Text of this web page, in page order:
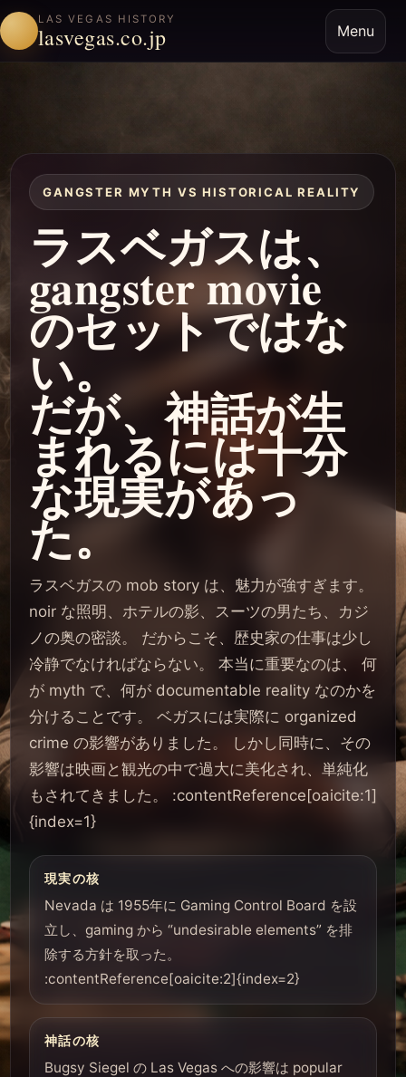
LAS VEGAS HISTORY
lasvegas.co.jp Menu
GANGSTER MYTH VS HISTORICAL REALITY
ラスベガスは、
gangster movie
のセットではな
い。
だが、神話が生
まれるには十分
な現実があっ
た。
ラスベガスの mob story は、魅力が強すぎます。
noir な照明、ホテルの影、スーツの男たち、カジ
ノの奥の密談。 だからこそ、歴史家の仕事は少し
冷静でなければならない。 本当に重要なのは、 何
が myth で、何が documentable reality なのかを
分けることです。 ベガスには実際に organized
crime の影響がありました。 しかし同時に、その
影響は映画と観光の中で過大に美化され、単純化
もされてきました。 :contentReference[oaicite:1]
{index=1}
現実の核
Nevada は 1955年に Gaming Control Board を設
立し、gaming から “undesirable elements” を排
除する方針を取った。
:contentReference[oaicite:2]{index=2}
神話の核
Bugsy Siegel の Las Vegas への影響は popular